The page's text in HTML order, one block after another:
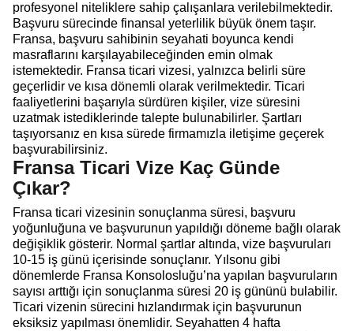
profesyonel niteliklere sahip çalışanlara verilebilmektedir.
Başvuru sürecinde finansal yeterlilik büyük önem taşır.
Fransa, başvuru sahibinin seyahati boyunca kendi
masraflarını karşılayabileceğinden emin olmak
istemektedir. Fransa ticari vizesi, yalnızca belirli süre
geçerlidir ve kısa dönemli olarak verilmektedir. Ticari
faaliyetlerini başarıyla sürdüren kişiler, vize süresini
uzatmak istediklerinde talepte bulunabilirler. Şartları
taşıyorsanız en kısa sürede firmamızla iletişime geçerek
başvurabilirsiniz.
Fransa Ticari Vize Kaç Günde
Çıkar?
Fransa ticari vizesinin sonuçlanma süresi, başvuru
yoğunluğuna ve başvurunun yapıldığı döneme bağlı olarak
değişiklik gösterir. Normal şartlar altında, vize başvuruları
10-15 iş günü içerisinde sonuçlanır. Yılsonu gibi
dönemlerde Fransa Konsolosluğu’na yapılan başvuruların
sayısı arttığı için sonuçlanma süresi 20 iş gününü bulabilir.
Ticari vizenin sürecini hızlandırmak için başvurunun
eksiksiz yapılması önemlidir. Seyahatten 4 hafta